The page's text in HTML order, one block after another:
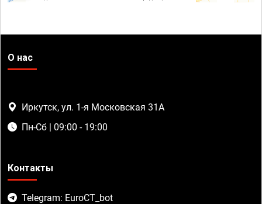
О нас
Иркутск, ул. 1-я Московская 31А
Пн-Сб | 09:00 - 19:00
Контакты
Telegram: EuroCT_bot